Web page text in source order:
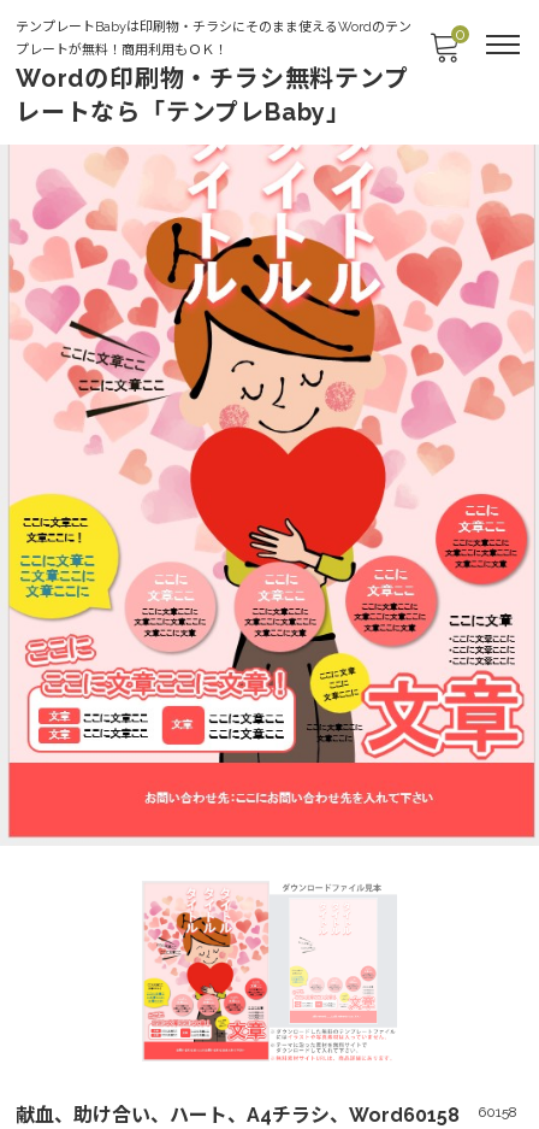
テンプレートBabyは印刷物・チラシにそのまま使えるWordのテン
プレートが無料！商用利用もＯＫ！
Wordの印刷物・チラシ無料テンプ
レートなら「テンプレBaby」
0
献血、助け合い、ハート、A4チラシ、Word60158 60158